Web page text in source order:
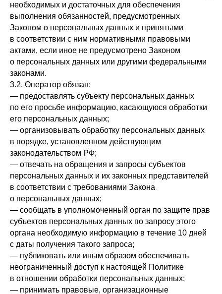
необходимых и достаточных для обеспечения
выполнения обязанностей, предусмотренных
Законом о персональных данных и принятыми
в соответствии с ним нормативными правовыми
актами, если иное не предусмотрено Законом
о персональных данных или другими федеральными
законами.
3.2. Оператор обязан:
— предоставлять субъекту персональных данных
по его просьбе информацию, касающуюся обработки
его персональных данных;
— организовывать обработку персональных данных
в порядке, установленном действующим
законодательством РФ;
— отвечать на обращения и запросы субъектов
персональных данных и их законных представителей
в соответствии с требованиями Закона
о персональных данных;
— сообщать в уполномоченный орган по защите прав
субъектов персональных данных по запросу этого
органа необходимую информацию в течение 10 дней
с даты получения такого запроса;
— публиковать или иным образом обеспечивать
неограниченный доступ к настоящей Политике
в отношении обработки персональных данных;
— принимать правовые, организационные